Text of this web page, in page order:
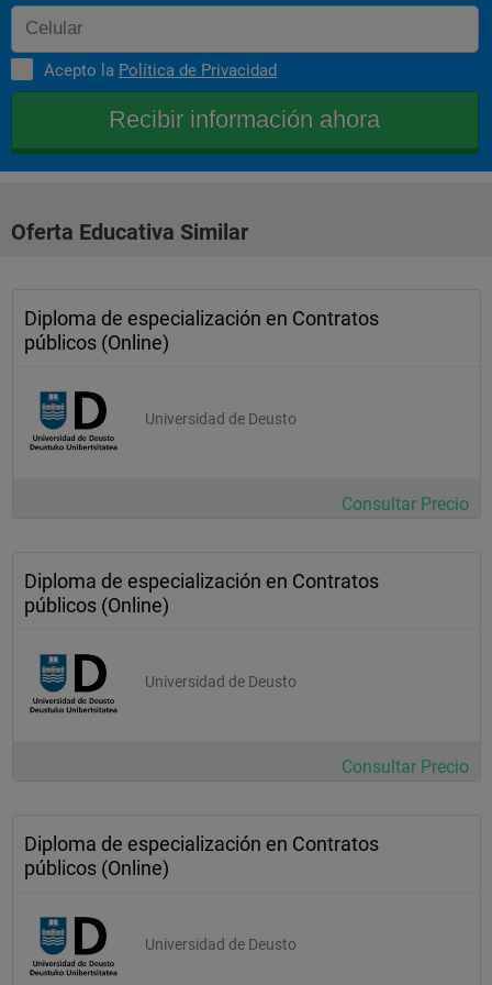
Acepto la Política de Privacidad
Oferta Educativa Similar
Diploma de especialización en Contratos
públicos (Online)
Universidad de Deusto
Consultar Precio
Diploma de especialización en Contratos
públicos (Online)
Universidad de Deusto
Consultar Precio
Diploma de especialización en Contratos
públicos (Online)
Universidad de Deusto